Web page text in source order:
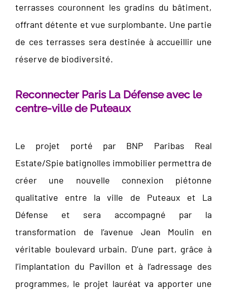
terrasses couronnent les gradins du bâtiment,
offrant détente et vue surplombante. Une partie
de ces terrasses sera destinée à accueillir une
réserve de biodiversité.
Reconnecter Paris La Défense avec le
centre-ville de Puteaux
Le projet porté par BNP Paribas Real
Estate/Spie batignolles immobilier permettra de
créer une nouvelle connexion piétonne
qualitative entre la ville de Puteaux et La
Défense et sera accompagné par la
transformation de l’avenue Jean Moulin en
véritable boulevard urbain. D’une part, grâce à
l’implantation du Pavillon et à l’adressage des
programmes, le projet lauréat va apporter une